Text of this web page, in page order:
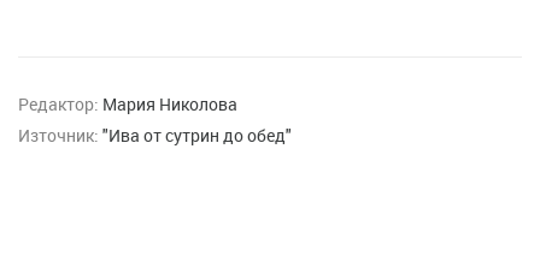
Редактор: Мария Николова
Източник: "Ива от сутрин до обед"